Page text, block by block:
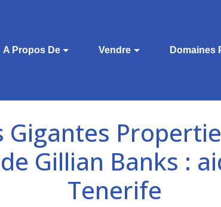
A Propos De Vendre Domaines
Gigantes
Gillian Banks :
Tenerife